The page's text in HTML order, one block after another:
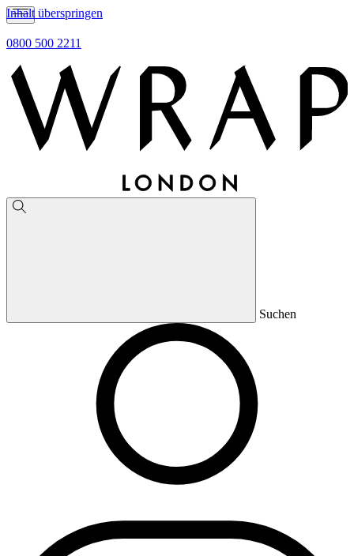
Inhalt überspringen
0800 500 2211
Suchen